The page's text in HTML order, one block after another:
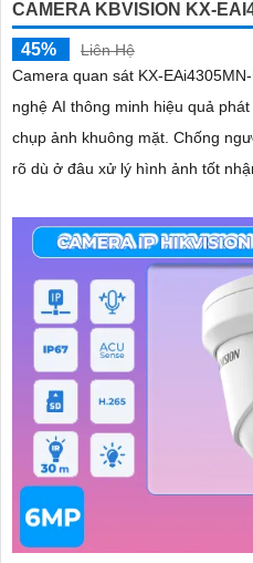
CAMERA KBVISION KX-
45%
Liên Hệ
Camera quan sát KX-
nghệ AI thông minh hiệu quả
chụp ảnh khuông mặt. Chống ngược sáng DWDR 150db hình ảnh
rõ dù ở đâu xử lý hình ảnh tốt